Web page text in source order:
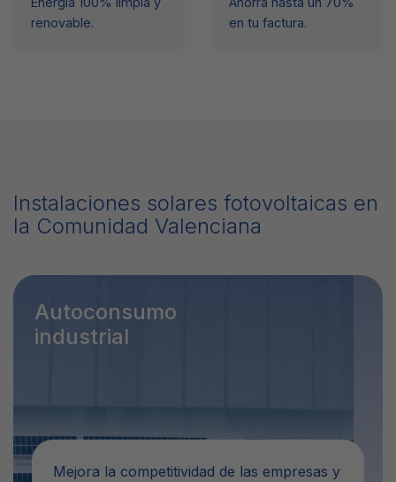
renovable.
en tu factura.
Instalaciones solares fotovoltaicas en
la Comunidad Valenciana
Autoconsumo
industrial
Mejora la competitividad de las empresas y